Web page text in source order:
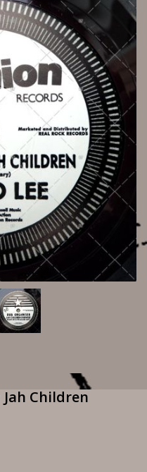
Jah Children